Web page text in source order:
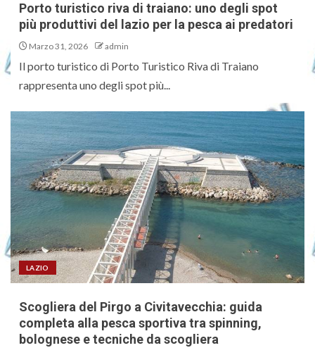
Porto turistico riva di traiano: uno degli spot
più produttivi del lazio per la pesca ai predatori
Marzo 31, 2026 admin
Il porto turistico di Porto Turistico Riva di Traiano
rappresenta uno degli spot più...
LAZIO
Scogliera del Pirgo a Civitavecchia: guida
completa alla pesca sportiva tra spinning,
bolognese e tecniche da scogliera